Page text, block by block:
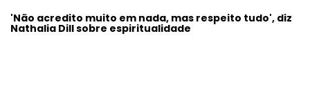
'Não acredito muito em nada, mas respeito tudo', diz
Nathalia Dill sobre espiritualidade